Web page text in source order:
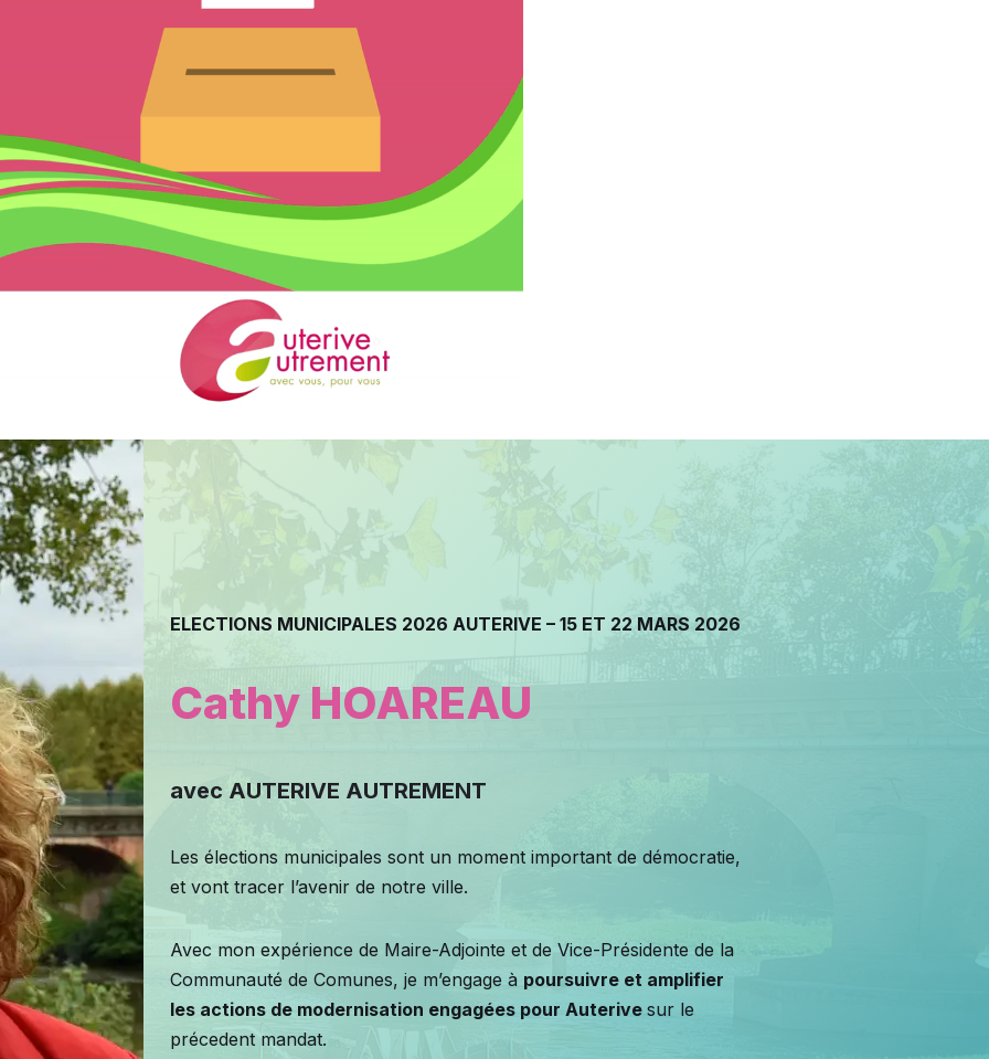
ELECTIONS MUNICIPALES 2026 AUTERIVE – 15 ET 22 MARS 2026
Cathy HOAREAU
avec AUTERIVE AUTREMENT
Les élections municipales sont un moment important de démocratie,
et vont tracer l’avenir de notre ville.
Avec mon expérience de Maire-Adjointe et de Vice-Présidente de la
Communauté de Comunes, je m’engage à poursuivre et amplifier
les actions de modernisation engagées pour Auterive sur le
précedent mandat.